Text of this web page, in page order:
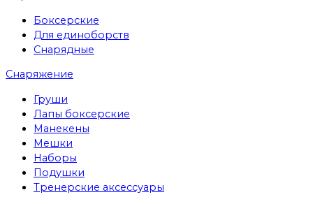
Боксерские
Для единоборств
Снарядные
Снаряжение
Груши
Лапы боксерские
Манекены
Мешки
Наборы
Подушки
Тренерские аксессуары